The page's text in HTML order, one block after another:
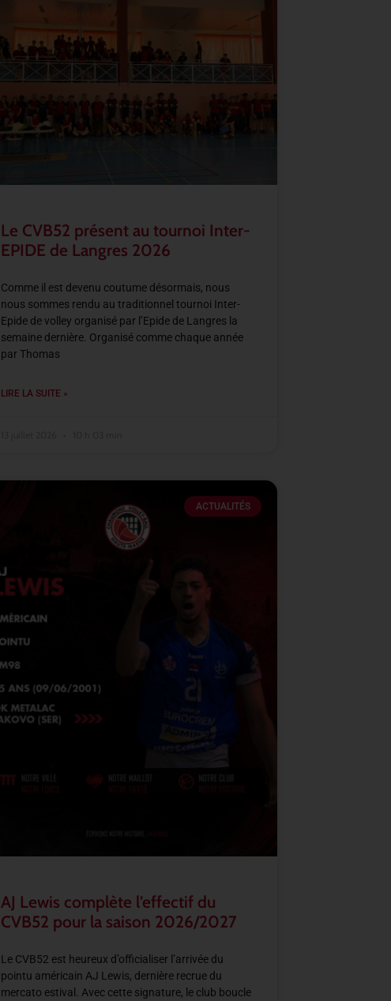
Le CVB52 présent au tournoi Inter-
EPIDE de Langres 2026
Comme il est devenu coutume désormais, nous
nous sommes rendu au traditionnel tournoi Inter-
Epide de volley organisé par l’Epide de Langres la
semaine dernière. Organisé comme chaque année
par Thomas
LIRE LA SUITE »
ACTUALITÉS
AJ Lewis complète l’effectif du
CVB52 pour la saison 2026/2027
Le CVB52 est heureux d’officialiser l’arrivée du
pointu américain AJ Lewis, dernière recrue du
mercato estival. Avec cette signature, le club boucle